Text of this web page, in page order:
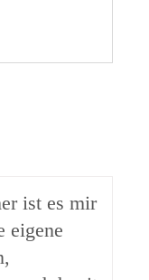
ist es mir
eigene